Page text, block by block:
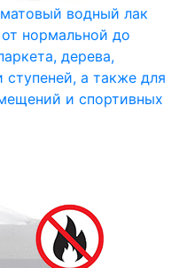
водный лак
нормальной до
дерева,
а также для
и спортивных